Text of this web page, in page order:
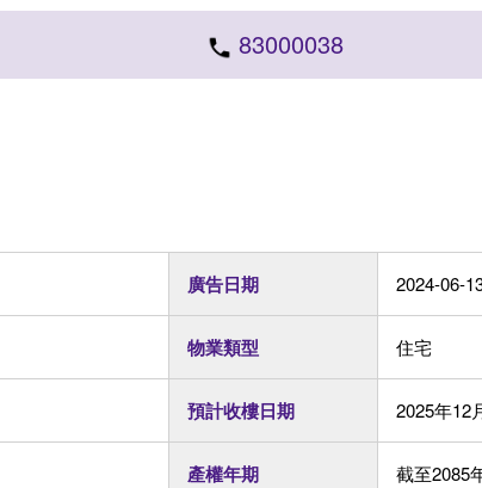
83000038
廣告日期 2024-06-
物業類型 住宅
預計收樓日期 2025年12
產權年期 截至2085